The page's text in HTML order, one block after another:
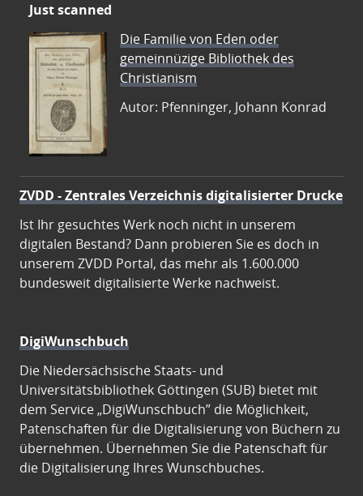
Just scanned
Die Familie von Eden oder
gemeinnüzige Bibliothek des
Christianism
Autor: Pfenninger, Johann Konrad
ZVDD - Zentrales Verzeichnis digitalisierter Drucke
Ist Ihr gesuchtes Werk noch nicht in unserem
digitalen Bestand? Dann probieren Sie es doch in
unserem ZVDD Portal, das mehr als 1.600.000
bundesweit digitalisierte Werke nachweist.
DigiWunschbuch
Die Niedersächsische Staats- und
Universitätsbibliothek Göttingen (SUB) bietet mit
dem Service „DigiWunschbuch” die Möglichkeit,
Patenschaften für die Digitalisierung von Büchern zu
übernehmen. Übernehmen Sie die Patenschaft für
die Digitalisierung Ihres Wunschbuches.